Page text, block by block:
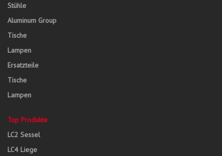
Stühle
Aluminum Group
Tische
Lampen
Ersatzteile
Tische
Lampen
Top Produkte
LC2 Sessel
LC4 Liege